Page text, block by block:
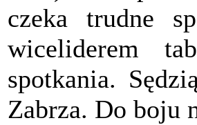
czeka trudne
wiceliderem
spotkania.
Zabrza. Do boju